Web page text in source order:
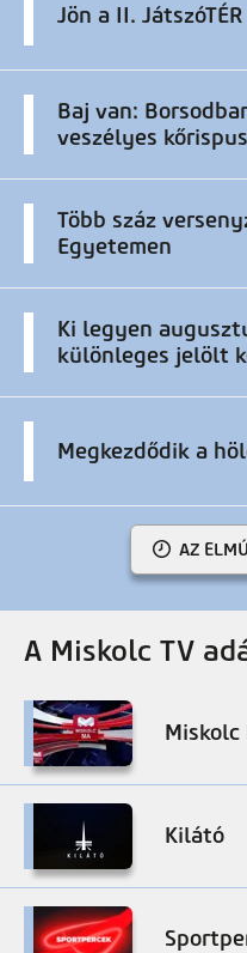
Jön a II.
Baj van:
veszélyes
Több száz
Egyetemen
Ki legyen
különleges jelölt
Megkezdődik a
AZ
A Miskolc TV
Miskolc
Kilátó